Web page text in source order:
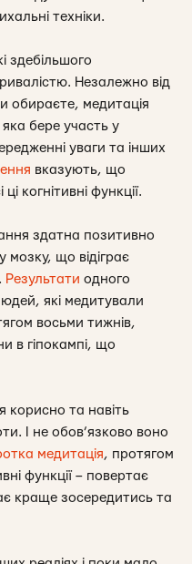
техніки.
здебільшого
Незалежно від
обираєте, медитація
бере участь у
уваги та інших
вказують, що
когнітивні функції.
здатна позитивно
мозку, що відіграє
Результати одного
які медитували
восьми тижнів,
в гіпокампі, що
корисно та навіть
І не обов’язково воно
медитація, протягом
функції – повертає
краще зосередитись та